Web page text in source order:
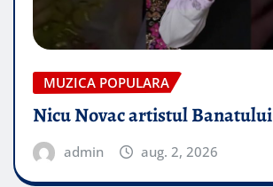
MUZICA POPULARA
Nicu Novac artistul Banatului
admin aug. 2, 2026